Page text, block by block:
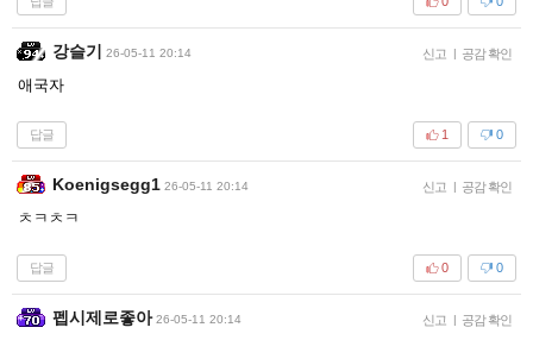
강슬기 26-05-11 20:14 신고 | 공감 확인
애국자
답글 0
1
Koenigsegg1 26-05-11 20:14 신고 | 공감 확인
ㅊㅋㅊㅋ
답글 0
0
펩시제로좋아 26-05-11 20:14 신고 | 공감 확인